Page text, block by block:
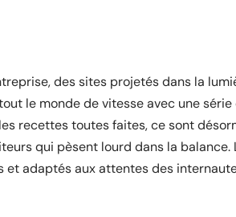
des sites projetés dans la
le monde de vitesse avec une
recettes toutes faites, ce sont
qui pèsent lourd dans la balance.
et adaptés aux attentes des